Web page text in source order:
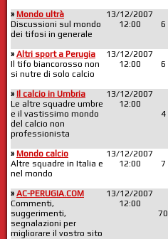
» Mondo ultrà
Discussioni sul mondo
dei tifosi in generale
13/12/2007
12:00
6
» Altri sport a Perugia
Il tifo biancorosso non
si nutre di solo calcio
13/12/2007
12:00
6
» Il calcio in Umbria
Le altre squadre umbre
e il vastissimo mondo
del calcio non
professionista
13/12/2007
12:00
4
» Mondo calcio
Altre squadre in Italia e
nel mondo
13/12/2007
12:00
7
» AC-PERUGIA.COM
Commenti,
suggerimenti,
segnalazioni per
migliorare il vostro sito
13/12/2007
12:00
70